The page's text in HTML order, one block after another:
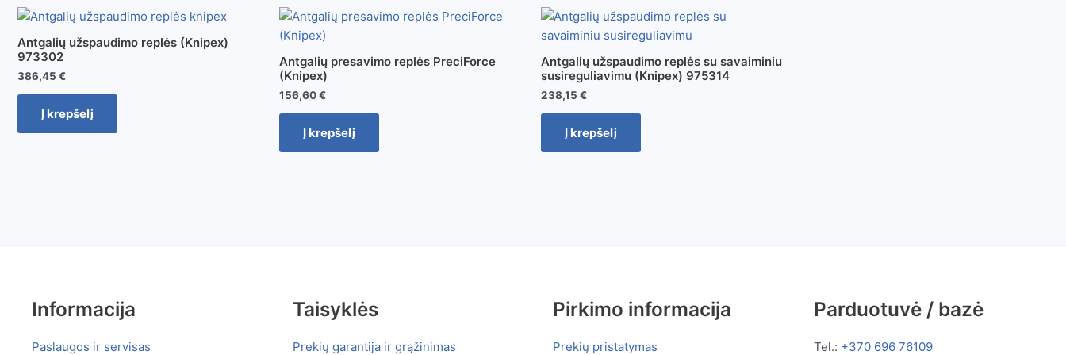
Antgalių užspaudimo replės (Knipex)
973302
386,45 €
Į krepšelį
Antgalių presavimo replės PreciForce
(Knipex)
156,60€
Į krepšelį
Antgalių užspaudimo replės su savaiminiu
susireguliavimu (Knipex) 975314
238,15 €
Į krepšelį
Informacija
Paslaugos ir servisas
Taisyklės
Prekių garantija ir grąžinimas
Pirkimo informacija
Prekių pristatymas
Parduotuvė / bazė
Tel.: +370 696 76109